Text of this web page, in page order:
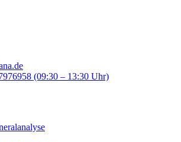
(09:30 – 13:30 Uhr)